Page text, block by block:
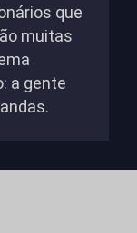
que
muitas
a gente